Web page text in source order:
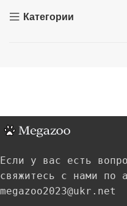
Категории
Если у вас есть
свяжитесь с нами по
megazoo2023@ukr.net